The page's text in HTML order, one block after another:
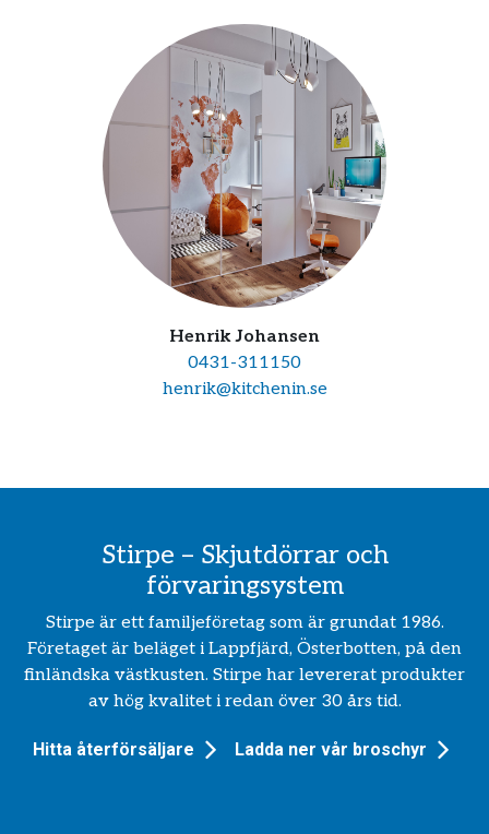
Henrik Johansen
0431-311150
henrik@kitchenin.se
Stirpe – Skjutdörrar och
förvaringsystem
Stirpe är ett familjeföretag som är grundat 1986.
Företaget är beläget i Lappfjärd, Österbotten, på den
finländska västkusten. Stirpe har levererat produkter
av hög kvalitet i redan över 30 års tid.
Hitta återförsäljare Ladda ner vår broschyr